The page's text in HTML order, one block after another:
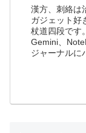
漢方、刺絡は
ガジェット好
杖道四段です。
Gemini、
ジャーナルに